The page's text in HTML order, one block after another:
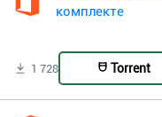
комплекте
1 728 Torrent